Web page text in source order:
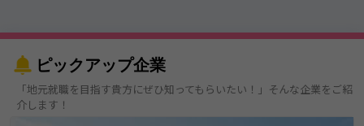
ピックアップ企業
「地元就職を目指す貴方にぜひ知ってもらいたい！」そんな企業をご紹
介します！